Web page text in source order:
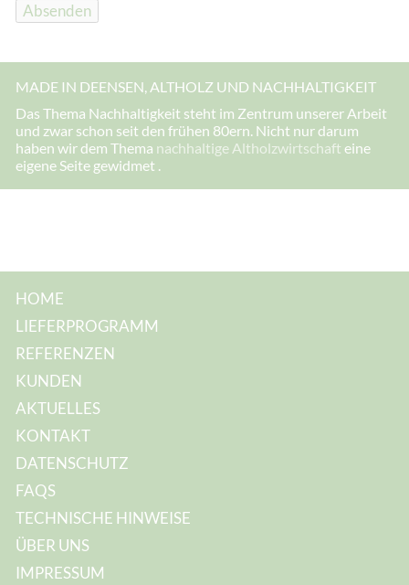
Absenden
MADE IN DEENSEN, ALTHOLZ UND NACHHALTIGKEIT
Das Thema Nachhaltigkeit steht im Zentrum unserer Arbeit
und zwar schon seit den frühen 80ern. Nicht nur darum
haben wir dem Thema nachhaltige Altholzwirtschaft eine
eigene Seite gewidmet .
HOME
LIEFERPROGRAMM
REFERENZEN
KUNDEN
AKTUELLES
KONTAKT
DATENSCHUTZ
FAQS
TECHNISCHE HINWEISE
ÜBER UNS
IMPRESSUM